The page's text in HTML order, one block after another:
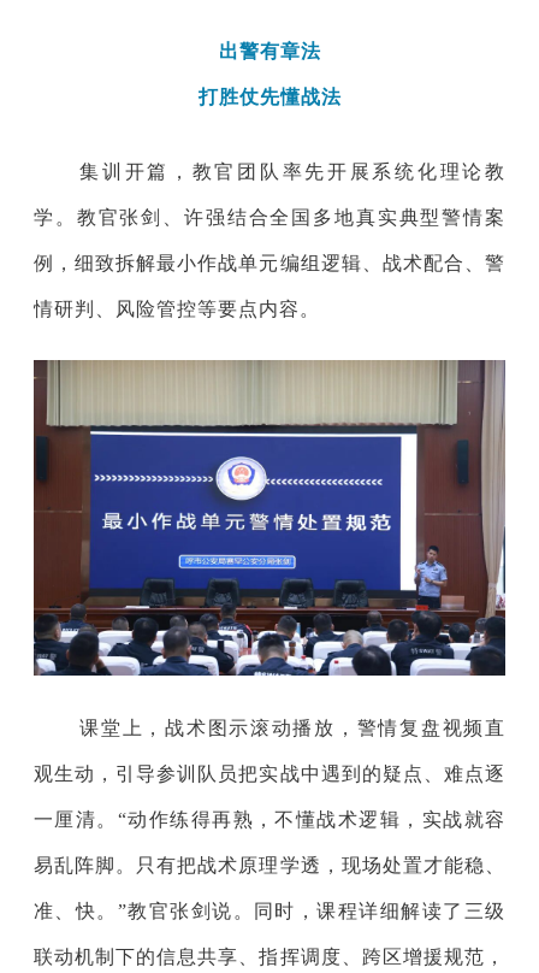
出警有章法
打胜仗先懂战法
集训开篇，教官团队率先开展系统化理论教
学。教官张剑、许强结合全国多地真实典型警情案
例，细致拆解最小作战单元编组逻辑、战术配合、警
情研判、风险管控等要点内容。
课堂上，战术图示滚动播放，警情复盘视频直
观生动，引导参训队员把实战中遇到的疑点、难点逐
一厘清。“动作练得再熟，不懂战术逻辑，实战就容
易乱阵脚。只有把战术原理学透，现场处置才能稳、
准、快。”教官张剑说。同时，课程详细解读了三级
联动机制下的信息共享、指挥调度、跨区增援规范，